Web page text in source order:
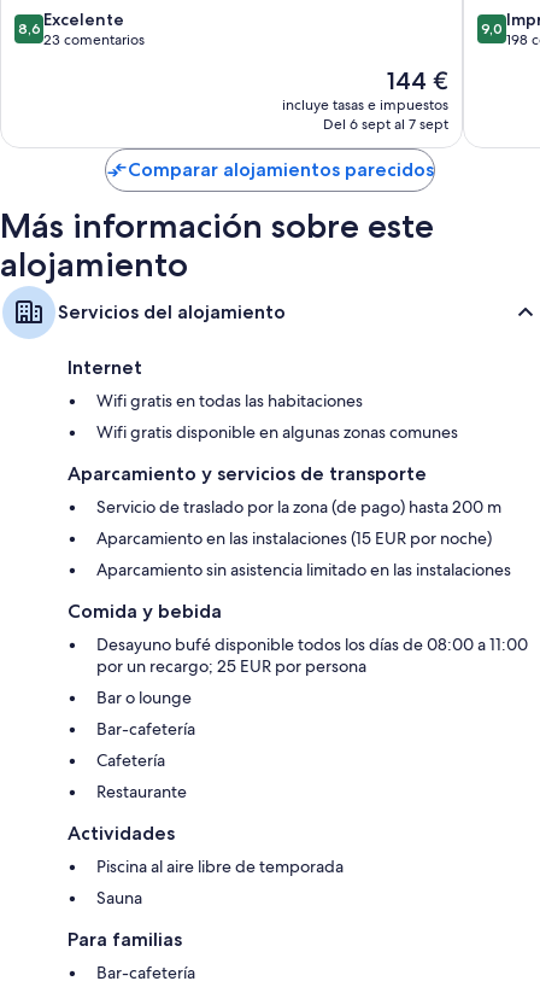
8.6
sobre
8,6 Excelente
23 comentarios
El
precio
actual
de
144 €
144 €
incluye tasas e impuestos
Del 6 sept al 7 sept
9.0
sobre
9,0
198
Comparar alojamientos parecidos
Más información sobre este
alojamiento
Servicios del alojamiento
Internet
Wifi gratis en todas las habitaciones
Wifi gratis disponible en algunas zonas comunes
Aparcamiento y servicios de transporte
Servicio de traslado por la zona (de pago) hasta 200 m
Aparcamiento en las instalaciones (15 EUR por noche)
Aparcamiento sin asistencia limitado en las instalaciones
Comida y bebida
Desayuno bufé disponible todos los días de 08:00 a 11:00
por un recargo; 25 EUR por persona
Bar o lounge
Bar-cafetería
Cafetería
Restaurante
Actividades
Piscina al aire libre de temporada
Sauna
Para familias
Bar-cafetería